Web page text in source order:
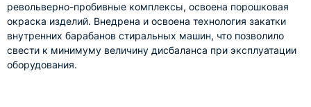
револьверно-пробивные комплексы, освоена порошковая
окраска изделий. Внедрена и освоена технология закатки
внутренних барабанов стиральных машин, что позволило
свести к минимуму величину дисбаланса при эксплуатации
оборудования.